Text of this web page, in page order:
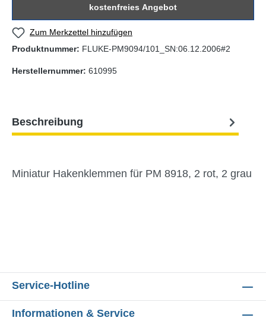
kostenfreies Angebot
Zum Merkzettel hinzufügen
Produktnummer: FLUKE-PM9094/101_SN:06.12.2006#2
Herstellernummer: 610995
Beschreibung
Miniatur Hakenklemmen für PM 8918, 2 rot, 2 grau
Service-Hotline
Informationen & Service